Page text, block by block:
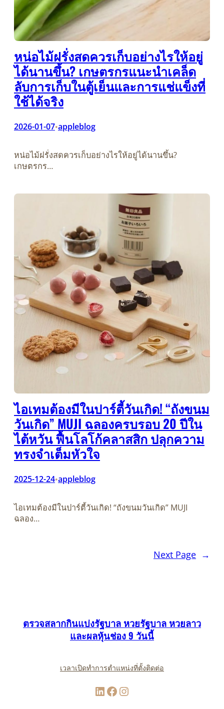
หน่อไม้ฝรั่งสดควรเก็บอย่างไรให้อยู่
ได้นานขึ้น? เกษตรกรแนะนำเคล็ด
ลับการเก็บในตู้เย็นและการแช่แข็งที่
ใช้ได้จริง
2026-01-07•appleblog
หน่อไม้ฝรั่งสดควรเก็บอย่างไรให้อยู่ได้นานขึ้น?
เกษตรกร…
ไอเทมต้องมีในปาร์ตี้วันเกิด! “ถังขนม
วันเกิด” MUJI ฉลองครบรอบ 20 ปีใน
ไต้หวัน ฟื้นโลโก้คลาสสิก ปลุกความ
ทรงจำเต็มหัวใจ
2025-12-24•appleblog
ไอเทมต้องมีในปาร์ตี้วันเกิด! “ถังขนมวันเกิด” MUJI
ฉลอง…
Next Page →
ตรวจสลากกินแบ่งรัฐบาล หวยรัฐบาล หวยลาว
และผลหุ้นช่อง 9 วันนี้
เวลาเปิดทำการตำแหน่งที่ตั้งติดต่อ
LinkedIn Facebook Instagram